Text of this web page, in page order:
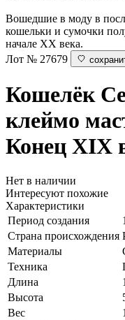
Вошедшие в моду в
кошельки и сумочки
начале XX века.
Лот № 27679
Кошелёк
клеймо
Конец XIX
Нет в наличии
Интересуют похожие
Характеристики
Период создания
Страна происхождения
Материалы
Техника
Длина
Высота
Вес